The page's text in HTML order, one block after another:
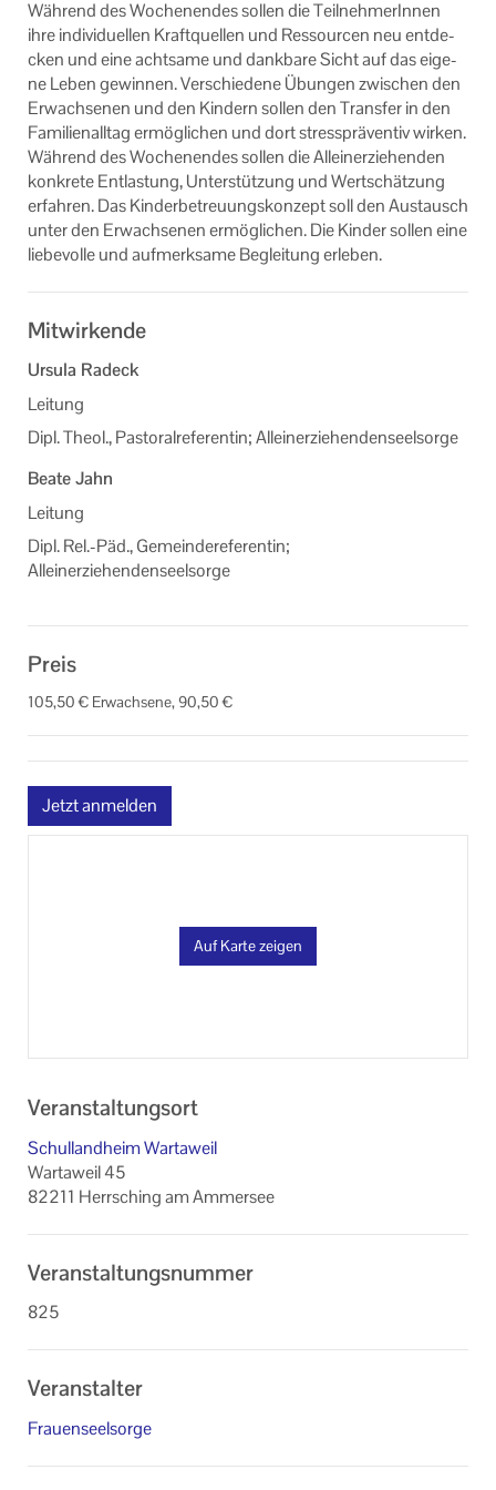
Wäh­rend des Wo­chen­en­des sol­len die Teil­neh­me­rIn­nen
ihre in­di­vi­du­el­len Kraft­quel­len und Res­sour­cen neu ent­de­
cken und eine acht­sa­me und dank­ba­re Sicht auf das ei­ge­
ne Leben ge­win­nen. Ver­schie­de­ne Übun­gen zwi­schen den
Er­wach­se­nen und den Kin­dern sol­len den Trans­fer in den
Fa­mi­li­en­all­tag er­mög­li­chen und dort stres­sprä­ven­tiv wir­ken.
Wäh­rend des Wo­chen­en­des sol­len die Al­lein­er­zie­hen­den
kon­kre­te Ent­las­tung, Un­ter­stüt­zung und Wert­schät­zung
er­fah­ren. Das Kin­der­be­treu­ungs­kon­zept soll den Aus­tausch
unter den Er­wach­se­nen er­mög­li­chen. Die Kin­der sol­len eine
lie­be­vol­le und auf­merk­sa­me Be­glei­tung er­le­ben.
Mitwirkende
Ursula Radeck
Leitung
Dipl. Theol., Pastoralreferentin; Alleinerziehendenseelsorge
Beate Jahn
Leitung
Dipl. Rel.-Päd., Gemeindereferentin;
Alleinerziehendenseelsorge
Preis
105,50 € Erwachsene, 90,50 €
Jetzt anmelden
Auf Karte zeigen
Veranstaltungsort
Schullandheim Wartaweil
Wartaweil 45
82211 Herrsching am Ammersee
Veranstaltungsnummer
825
Veranstalter
Frauenseelsorge